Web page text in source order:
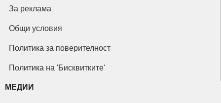
За реклама
Общи условия
Политика за поверителност
Политика на 'Бисквитките'
МЕДИИ